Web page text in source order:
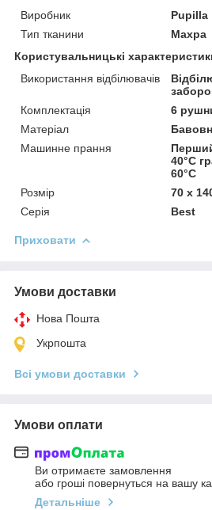
Виробник
Pupilla
Тип тканини
Махра
Користувальницькі
Використання відбілювачів
Комплектація
6
Матеріал
Машинне прання
40°С
60°С
Розмір
70 х
Серія
Best
Приховати
Умови доставки
Нова Пошта
Укрпошта
Всі умови доставки
Умови оплати
Ви отримаєте замовлення
або гроші повернуться на вашу
Детальніше